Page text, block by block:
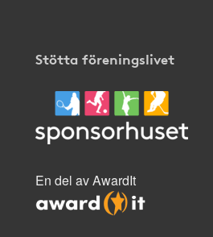
Stötta föreningslivet
En del av AwardIt